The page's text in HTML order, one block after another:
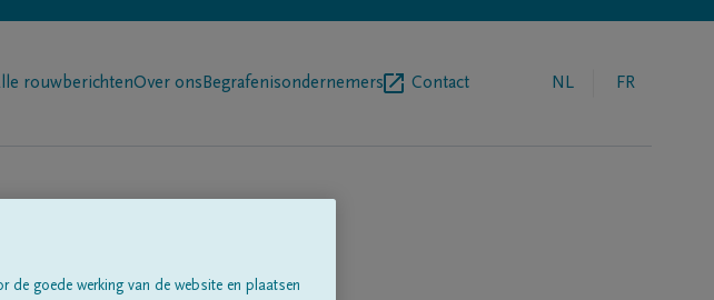
rouwberichtenOver ons Begrafenisondernemers Contact NL FR
goede werking van de website en plaatsen